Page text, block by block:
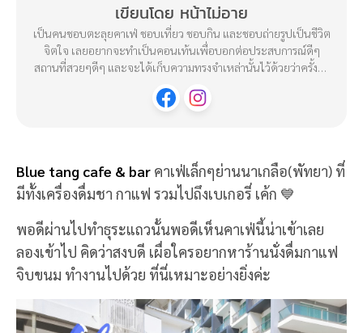
เขียนโดย หน้าไม่อาย
เป็นคนชอบตะลุยคาเฟ่ ชอบเที่ยว ชอบกิน และชอบถ่ายรูปเป็นชีวิต
จิตใจ เลยอยากจะทำเป็นคอนเท้นเพื่อบอกต่อประสบการณ์ดีๆ
สถานที่สวยๆดีๆ และจะได้เก็บความทรงจำเหล่านั้นไว้ด้วยว่าครั้งนึง
Blue tang cafe & bar คาเฟ่เล็กๆย่านนาเกลือ(พัทยา) ที่
มีทั้งเครื่องดื่มชา กาแฟ รวมไปถึงเบเกอรี่ เค้ก 💙
พอดีผ่านไปทำธุระแถวนั้นพอดีเห็นคาเฟ่นี้น่าเข้าเลย
ลองเข้าไป คิดว่าสงบดี เผื่อใครอยากหาร้านนั่งดื่มกาแฟ
จิบขนม ทำงานไปด้วย ที่นี่เหมาะอย่างยิ่งค่ะ